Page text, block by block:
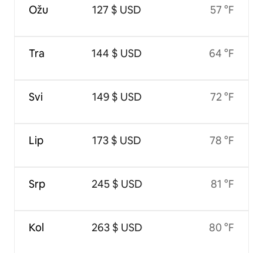
Ožu
Tra
Svi
Lip
Srp
Kol
127 $ USD
144 $ USD
149 $ USD
173 $ USD
245 $ USD
263 $ USD
57 °F
64 °F
72 °F
78 °F
81 °F
80 °F